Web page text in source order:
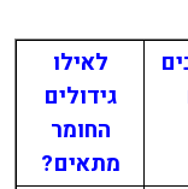
לאילו
גידולים
החומר
מתאים?